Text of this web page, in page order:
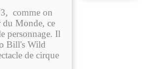
comme on
du Monde, ce
personnage. Il
Bill's Wild
de cirque